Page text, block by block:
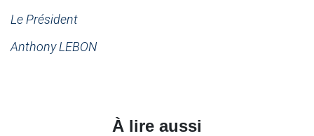
Le Président
Anthony LEBON
À lire aussi